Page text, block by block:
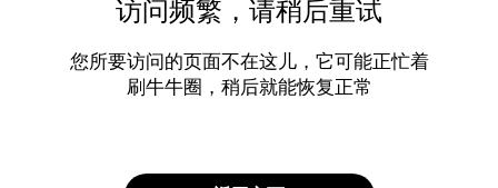
访问频繁，请稍后重试
您所要访问的页面不在这儿，它可能正忙着
刷牛牛圈，稍后就能恢复正常